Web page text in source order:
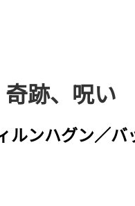
跡、呪い
ルンハグン／バ